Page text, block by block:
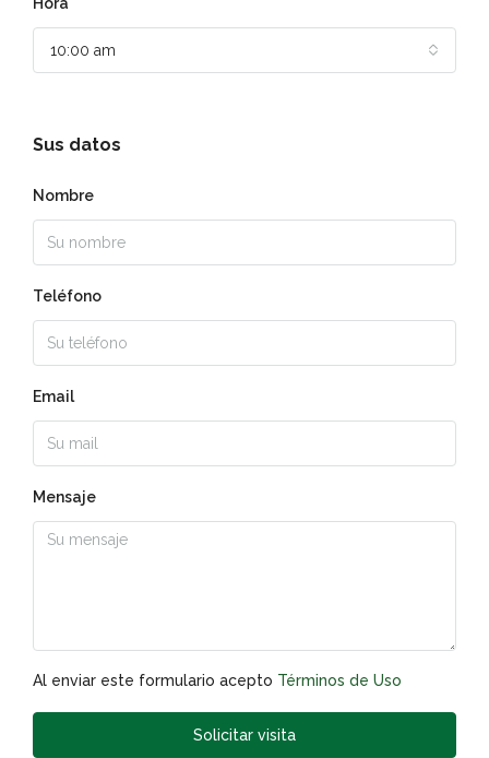
10:00 am
Sus datos
Nombre
Teléfono
Email
Mensaje
Al enviar este formulario acepto Términos de Uso
Solicitar visita